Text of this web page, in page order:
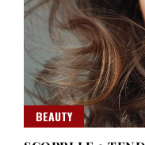
BEAUTY